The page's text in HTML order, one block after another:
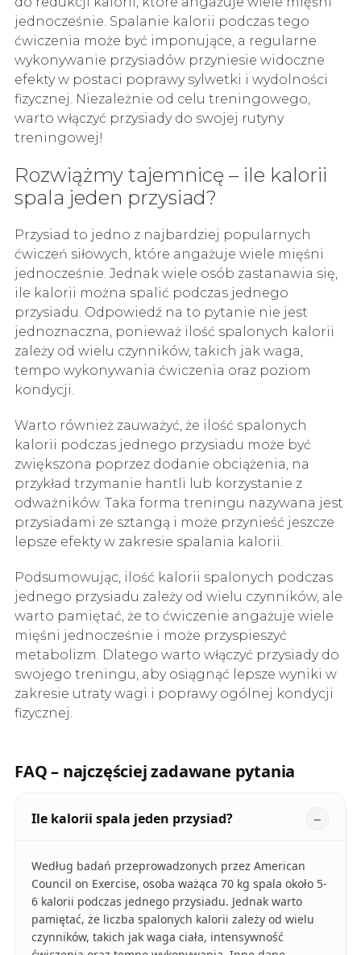
jednocześnie. Spalanie kalorii podczas tego
ćwiczenia może być imponujące, a regularne
wykonywanie przysiadów przyniesie widoczne
efekty w postaci poprawy sylwetki i wydolności
fizycznej. Niezależnie od celu treningowego,
warto włączyć przysiady do swojej rutyny
treningowej!
Rozwiążmy tajemnicę – ile kalorii
spala jeden przysiad?
Przysiad to jedno z najbardziej popularnych
ćwiczeń siłowych, które angażuje wiele mięśni
jednocześnie. Jednak wiele osób zastanawia się,
ile kalorii można spalić podczas jednego
przysiadu. Odpowiedź na to pytanie nie jest
jednoznaczna, ponieważ ilość spalonych kalorii
zależy od wielu czynników, takich jak waga,
tempo wykonywania ćwiczenia oraz poziom
kondycji.
Warto również zauważyć, że ilość spalonych
kalorii podczas jednego przysiadu może być
zwiększona poprzez dodanie obciążenia, na
przykład trzymanie hantli lub korzystanie z
odważników. Taka forma treningu nazywana jest
przysiadami ze sztangą i może przynieść jeszcze
lepsze efekty w zakresie spalania kalorii.
Podsumowując, ilość kalorii spalonych podczas
jednego przysiadu zależy od wielu czynników, ale
warto pamiętać, że to ćwiczenie angażuje wiele
mięśni jednocześnie i może przyspieszyć
metabolizm. Dlatego warto włączyć przysiady do
swojego treningu, aby osiągnąć lepsze wyniki w
zakresie utraty wagi i poprawy ogólnej kondycji
fizycznej.
FAQ – najczęściej zadawane pytania
Ile kalorii spala jeden przysiad?
Według badań przeprowadzonych przez American
Council on Exercise, osoba ważąca 70 kg spala około 5-
6 kalorii podczas jednego przysiadu. Jednak warto
pamiętać, że liczba spalonych kalorii zależy od wielu
czynników, takich jak waga ciała, intensywność